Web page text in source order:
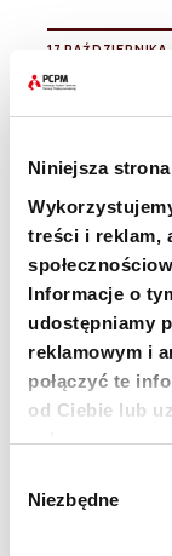
Niniejsza
treści i reklam,
Informacje o
udostępniamy
reklamowym i
połączyć te
od Ciebie lub
usług.
zgody
Niezbędne
17
W
Ubóstwem
Stołówka w
w Sudanie
kryzysem w
Fundacja
Czytaj